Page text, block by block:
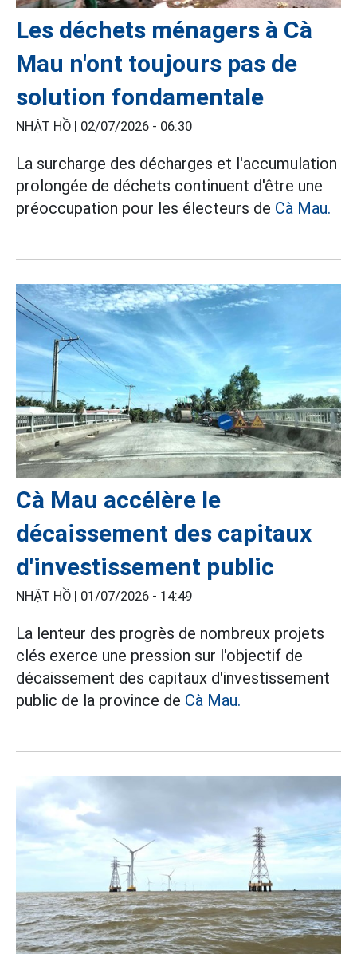
Les déchets ménagers à Cà
Mau n'ont toujours pas de
solution fondamentale
NHẬT HỒ | 02/07/2026 - 06:30
La surcharge des décharges et l'accumulation
prolongée de déchets continuent d'être une
préoccupation pour les électeurs de Cà Mau.
Cà Mau accélère le
décaissement des capitaux
d'investissement public
NHẬT HỒ | 01/07/2026 - 14:49
La lenteur des progrès de nombreux projets
clés exerce une pression sur l'objectif de
décaissement des capitaux d'investissement
public de la province de Cà Mau.